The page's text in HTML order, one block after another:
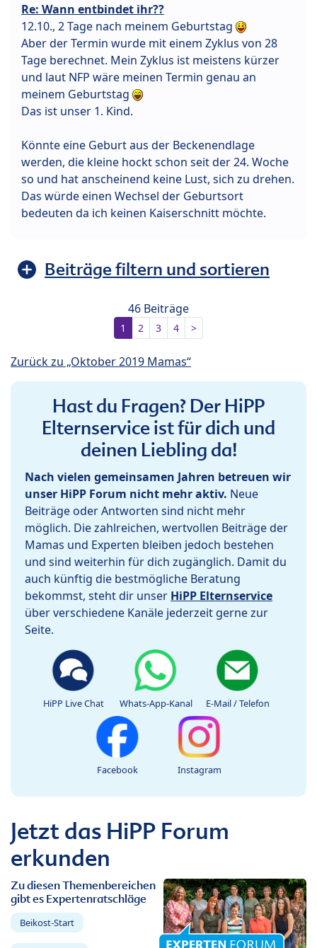
Re: Wann entbindet ihr??
12.10., 2 Tage nach meinem Geburtstag
Aber der Termin wurde mit einem Zyklus von 28
Tage berechnet. Mein Zyklus ist meistens kürzer
und laut NFP wäre meinen Termin genau an
meinem Geburtstag
Das ist unser 1. Kind.
Könnte eine Geburt aus der Beckenendlage
werden, die kleine hockt schon seit der 24. Woche
so und hat anscheinend keine Lust, sich zu drehen.
Das würde einen Wechsel der Geburtsort
bedeuten da ich keinen Kaiserschnitt möchte.
Beiträge filtern und sortieren
46 Beiträge
1 2 3 4 >
Zurück zu „Oktober 2019 Mamas“
Hast du Fragen? Der HiPP
Elternservice ist für dich und
deinen Liebling da!
Nach vielen gemeinsamen Jahren betreuen wir
unser HiPP Forum nicht mehr aktiv. Neue
Beiträge oder Antworten sind nicht mehr
möglich. Die zahlreichen, wertvollen Beiträge der
Mamas und Experten bleiben jedoch bestehen
und sind weiterhin für dich zugänglich. Damit du
auch künftig die bestmögliche Beratung
bekommst, steht dir unser HiPP Elternservice
über verschiedene Kanäle jederzeit gerne zur
Seite.
HiPP Live Chat Whats-App-Kanal E-Mail / Telefon
Facebook Instagram
Jetzt das HiPP Forum
erkunden
Zu diesen Themenbereichen
gibt es Expertenratschläge
Beikost-Start